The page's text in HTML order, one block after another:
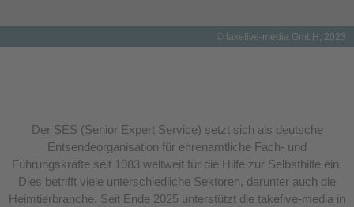
© takefive-media GmbH, 2023
Der SES (Senior Expert Service) setzt sich als deutsche
Entsendeorganisation für ehrenamtliche Fach- und
Führungskräfte seit 1983 weltweit für die Hilfe zur Selbsthilfe ein.
Dies betrifft viele unterschiedliche Sektoren, darunter auch die
Heimtierbranche. Seit Ende 2025 unterstützt die takefive-media in